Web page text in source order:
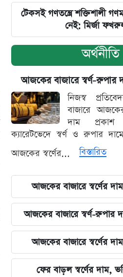
টেকসই গণতন্ত্রে শক্তিশালী
নেই: মির্জা
অর্থনীতি
আজকের বাজারে স্বর্ণ-রুপার
নিজস্ব
বাজারে
দাম প্রকাশ
ক্যারেটভেদে স্বর্ণ ও রুপার
আজকের স্বর্ণের...
বিস্তারিত
আজকের বাজারে স্বর্ণের
আজকের বাজারে স্বর্ণ-রুপার
আজকের বাজারে স্বর্ণের
ফের বাড়ল স্বর্ণের দাম,